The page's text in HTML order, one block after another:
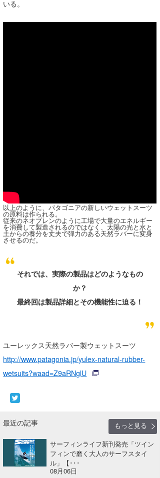
いる。
以上のように、パタゴニアの新しいウェットスーツ
の原料は作られる。
従来のネオプレンのように工場で大量のエネルギー
を消費して製造されるのではなく、太陽の光と水と
土からの養分を丈夫で弾力のある天然ラバーに変身
させるのだ。
それでは、実際の製品はどのようなもの
か？
最終回は製品詳細とその機能性に迫る！
ユーレックス天然ラバー製ウェットスーツ
http://www.patagonia.jp/yulex-natural-rubber-
wetsuits?waad=Z9aRNglU
最近の記事
もっと見る
サーフィンライフ新刊発売「ツイン
フィンで磨く大人のサーフスタイ
ル」【･･･
08月06日